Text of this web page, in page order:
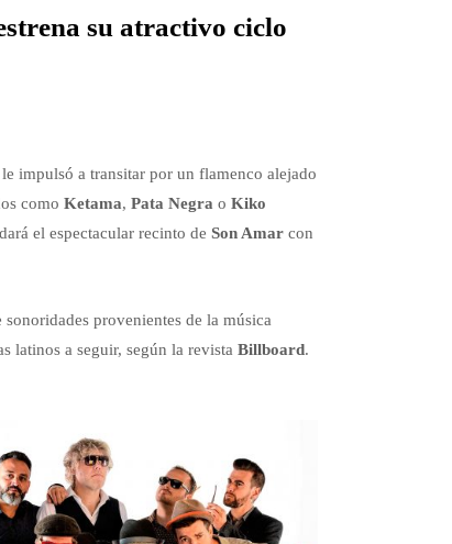
su atractivo ciclo
impulsó a transitar por un flamenco alejado
como Ketama, Pata Negra o Kiko
el espectacular recinto de Son Amarcon
provenientes de la música
latinos a seguir, según la revista Billboard.